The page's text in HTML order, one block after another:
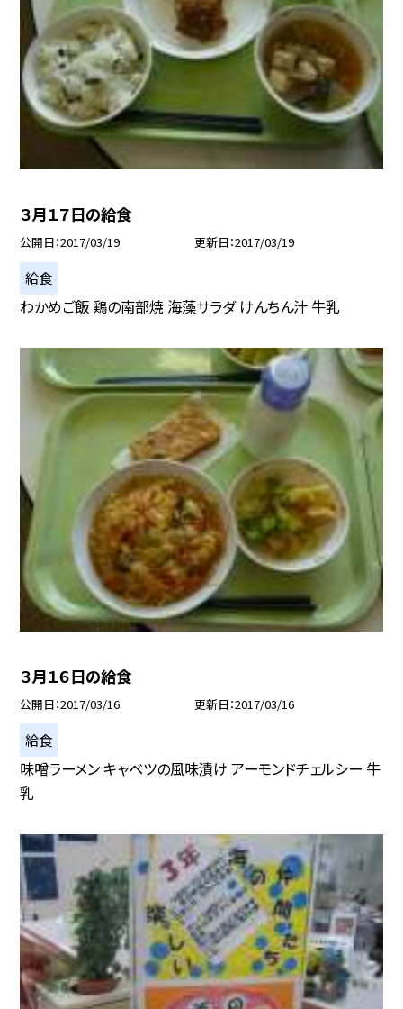
３月１７日の給食
公開日 2017/03/19 更新日 2017/03/19
給食
わかめご飯 鶏の南部焼 海藻サラダ けんちん汁 牛乳
３月１６日の給食
公開日 2017/03/16 更新日 2017/03/16
給食
味噌ラーメン キャベツの風味漬け アーモンドチェルシー 牛
乳